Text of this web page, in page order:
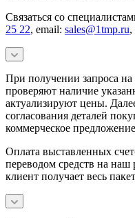
Связаться со
25 22, email: sales@1tmp.ru,
При получении запроса
проверяют наличие
актуализируют цены.
согласования деталей
коммерческое
Оплата выставленных
переводом средств на наш
клиент получает весь